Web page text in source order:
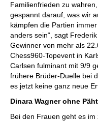
Familienfrieden zu
gespannt darauf, was wir
kämpfen die Partien
anders sein“, sagt
Gewinner von mehr als
Chess960-Topevent in
Carlsen fulminant mit 9/9
frühere Brüder-Duelle bei
es jetzt keine ganz neue
Dinara Wagner ohne
Bei den Frauen geht es